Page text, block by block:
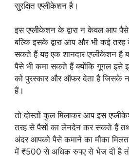
सुरक्षित एप्लीकेशन है।
इस एप्लीकेशन के द्वारा न केवल आप
बल्कि इसके द्वारा आप और भी कई
सकते हैं यह एक शानदार एप्लीकेशन है
पैसे भी कमा सकते हैं क्योंकि गूगल इसे
को पुरस्कार और ऑफर देता है जिसके
हैं।
तो दोस्तों कुल मिलाकर आप इस
तरह से पैसों का लेनदेन कर सकते हैं
अंदर आपको पैसे कमाने का मौका
में ₹500 से अधिक रुपए से भेज दी है